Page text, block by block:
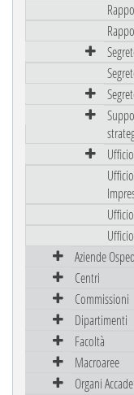
Aziende
Centri
Commissioni
Dipartimenti
Facoltà
Macroaree
Organi